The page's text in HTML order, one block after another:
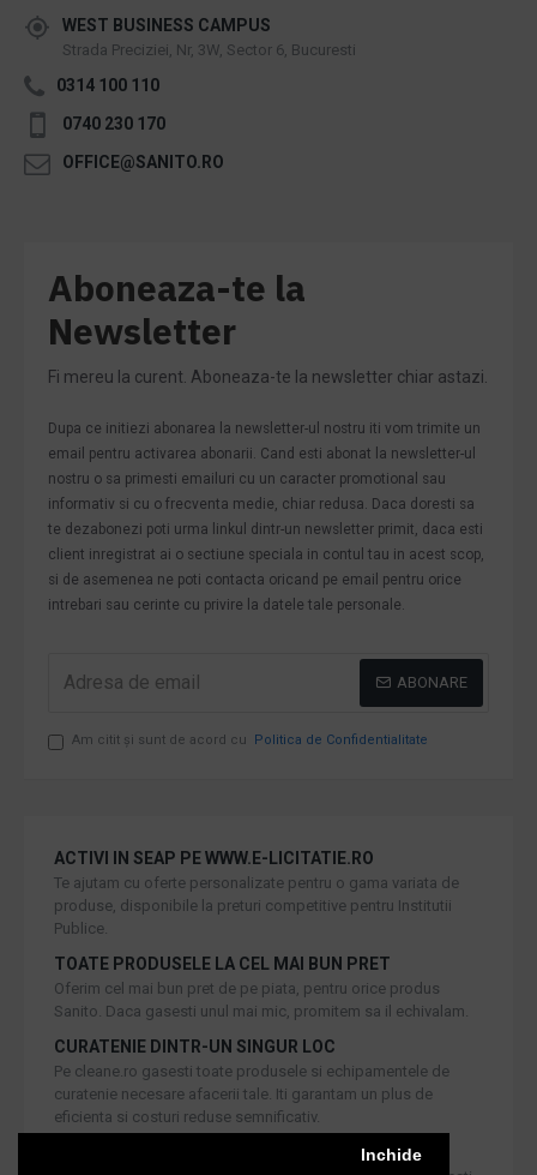
Inchide
WEST BUSINESS CAMPUS
Strada Preciziei, Nr, 3W, Sector 6, Bucuresti
0314 100 110
0740 230 170
OFFICE@SANITO.RO
Aboneaza-te la
Newsletter
Fi mereu la curent. Aboneaza-te la newsletter chiar astazi.
Dupa ce initiezi abonarea la newsletter-ul nostru iti vom trimite un
email pentru activarea abonarii. Cand esti abonat la newsletter-ul
nostru o sa primesti emailuri cu un caracter promotional sau
informativ si cu o frecventa medie, chiar redusa. Daca doresti sa
te dezabonezi poti urma linkul dintr-un newsletter primit, daca esti
client inregistrat ai o sectiune speciala in contul tau in acest scop,
si de asemenea ne poti contacta oricand pe email pentru orice
intrebari sau cerinte cu privire la datele tale personale.
ABONARE
Am citit şi sunt de acord cu Politica de Confidentialitate
ACTIVI IN SEAP PE WWW.E-LICITATIE.RO
Te ajutam cu oferte personalizate pentru o gama variata de
produse, disponibile la preturi competitive pentru Institutii
Publice.
TOATE PRODUSELE LA CEL MAI BUN PRET
Oferim cel mai bun pret de pe piata, pentru orice produs
Sanito. Daca gasesti unul mai mic, promitem sa il echivalam.
CURATENIE DINTR-UN SINGUR LOC
Pe cleane.ro gasesti toate produsele si echipamentele de
curatenie necesare afacerii tale. Iti garantam un plus de
eficienta si costuri reduse semnificativ.